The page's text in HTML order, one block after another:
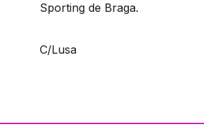
Sporting de Braga.
C/Lusa